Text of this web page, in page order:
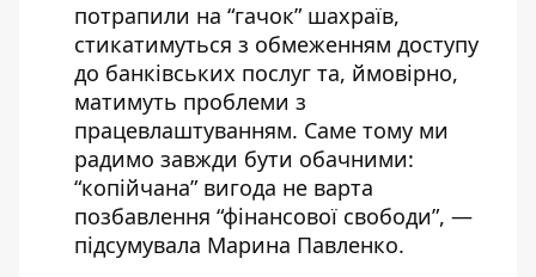
потрапили на “гачок” шахраїв,
стикатимуться з обмеженням доступу
до банківських послуг та, ймовірно,
матимуть проблеми з
працевлаштуванням. Саме тому ми
радимо завжди бути обачними:
“копійчана” вигода не варта
позбавлення “фінансової свободи”, —
підсумувала Марина Павленко.